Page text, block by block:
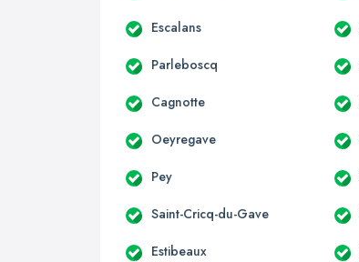
Escalans
Parleboscq
Cagnotte
Oeyregave
Pey
Saint-Cricq-du-Gave
Estibeaux